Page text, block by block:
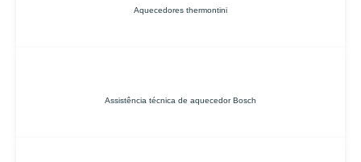
Aquecedores thermontini
Assistência técnica de aquecedor Bosch